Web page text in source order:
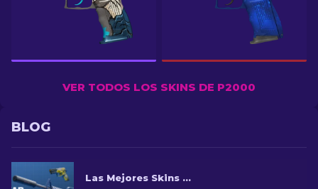
VER TODOS LOS SKINS DE P2000
BLOG
Las Mejores Skins Baratas de CS2 [2026]